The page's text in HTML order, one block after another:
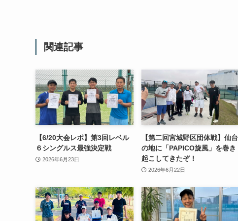
関連記事
【6/20大会レポ】第3回レベル
６シングルス最強決定戦
2026年6月23日
【第二回宮城野区団体戦】仙台
の地に「PAPICO旋風」を巻き
起こしてきたぞ！
2026年6月22日